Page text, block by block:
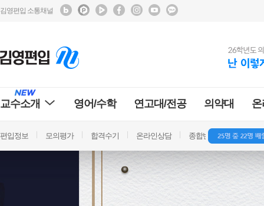
김영편입 소통채널
교수소개 영어/수학 연고대/전공 의약대
편입정보 모의평가 합격수기 온라인상담 종합반 방문상담